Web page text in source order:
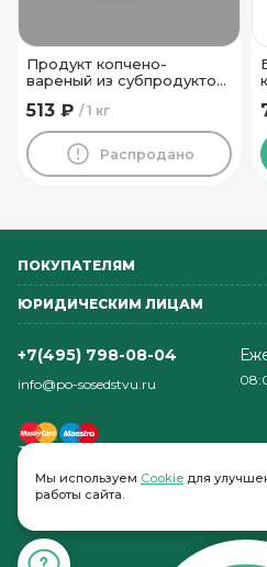
Продукт копчено-
вареный из субпродуктов
Могилевский МК
1 кг
513 ₽
Распродано
ПОКУПАТЕЛЯМ
ЮРИДИЧЕСКИМ ЛИЦАМ
+7(495) 798-08-04
info@po-sosedstvu.ru
© 2022-2026 . По
Мы используем Cookie для
работы сайта.